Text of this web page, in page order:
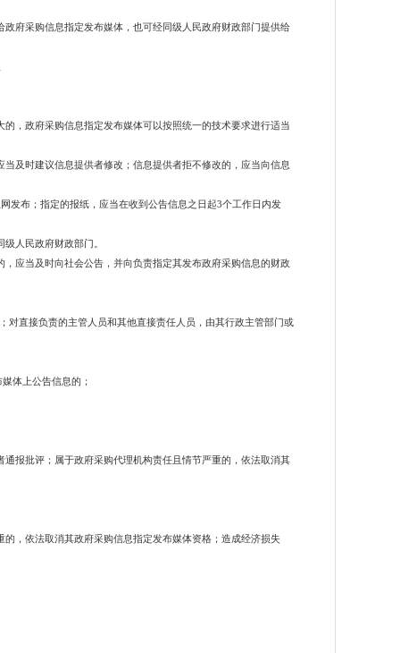
府采购信息指定发布媒体，也可经同级人民政府财政部门提供给
，政府采购信息指定发布媒体可以按照统一的技术要求进行适当
及时建议信息提供者修改；信息提供者拒不修改的，应当向信息
发布；指定的报纸，应当在收到公告信息之日起3个工作日内发
人民政府财政部门。
应当及时向社会公告，并向负责指定其发布政府采购信息的财政
直接负责的主管人员和其他直接责任人员，由其行政主管部门或
体上公告信息的；
报批评；属于政府采购代理机构责任且情节严重的，依法取消其
，依法取消其政府采购信息指定发布媒体资格；造成经济损失